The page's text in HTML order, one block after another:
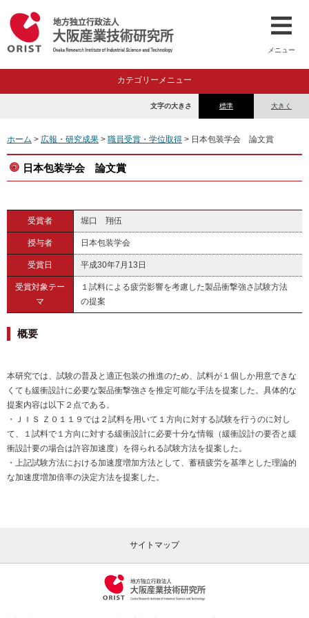
メニュー
カテゴリーメニュー
標準 大きく
文字の大きさ
ホーム > 広報・研究成果 > 職員受賞・学位取得 > 日本包装学会 論文賞
日本包装学会 論文賞
受賞者 堀口 翔伍
授与者 日本包装学会
受賞日 平成30年7月13日
受賞対象テー
マ
１試料による疲労影響を考慮した製品衝撃強さ試験方法
の提案
概要
本研究では、試験の普及と適正包装の推進のため、試料が１個しか用意できな
くても緩衝設計に必要な製品衝撃強さを推定可能な手法を提案した。具体的な
提案内容は以下２点である。
・ＪＩＳ Ｚ０１１９では２試料を用いて１方向に対する試験を行うのに対し
て、１試料で１方向に対する緩衝設計に必要十分な情報（緩衝設計の要否と緩
衝設計要の場合は許容加速度）を得られる試験方法を提案した。
・上記試験方法における加速度増加方法として、蓄積疲労を基準とした理論的
な加速度増加倍率の決定方法を提案した。
サイトマップ